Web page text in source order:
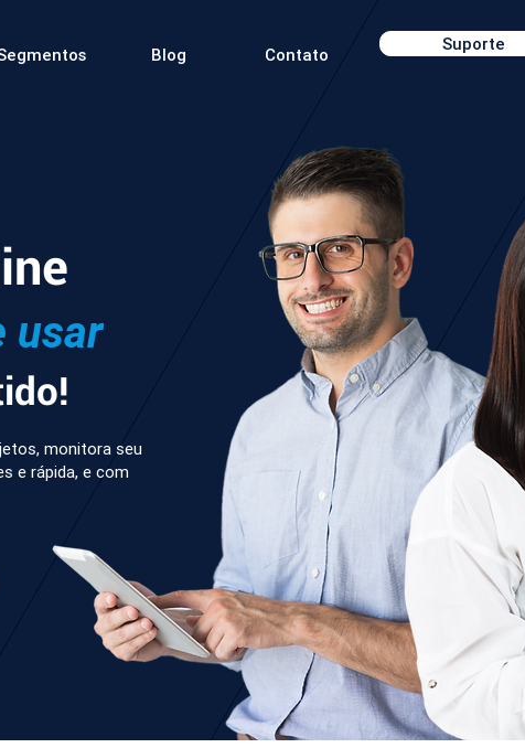
Blog Contato
Suporte
monitora seu
e rápida, e com
usar